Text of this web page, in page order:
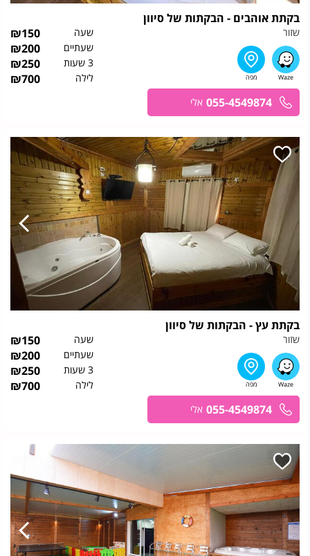
בקתת אוהבים - הבקתות של סיוון
שזור שעה ₪150
שעתיים ₪200
3 שעות ₪250
לילה ₪700
055-4549874 אלי
בקתת עץ - הבקתות של סיוון
שזור שעה ₪150
שעתיים ₪200
3 שעות ₪250
לילה ₪700
055-4549874 אלי